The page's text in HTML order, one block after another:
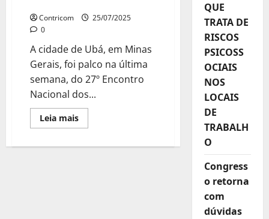
Contricom
25/07/2025
0
A cidade de Ubá, em Minas
Gerais, foi palco na última
semana, do 27º Encontro
Nacional dos...
Leia maisLeia
mais
ENCONTRO
QUE
TRATA DE
RISCOS
PSICOSS
OCIAIS
NOS
LOCAIS
DE
TRABALH
O
Congress
o retorna
com
dúvidas